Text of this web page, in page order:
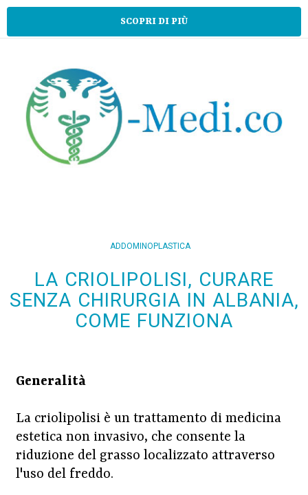
SCOPRI DI PIÙ
ADDOMINOPLASTICA
LA CRIOLIPOLISI, CURARE
SENZA CHIRURGIA IN ALBANIA,
COME FUNZIONA
Generalità
La criolipolisi è un trattamento di medicina
estetica non invasivo, che consente la
riduzione del grasso localizzato attraverso
l'uso del freddo.